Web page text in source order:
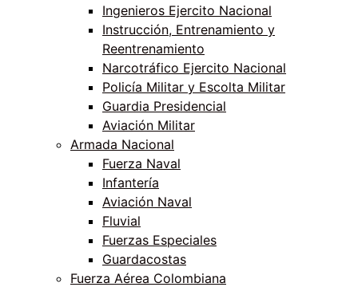
Ingenieros Ejercito Nacional
Instrucción, Entrenamiento y
Reentrenamiento
Narcotráfico Ejercito Nacional
Policía Militar y Escolta Militar
Guardia Presidencial
Aviación Militar
Armada Nacional
Fuerza Naval
Infantería
Aviación Naval
Fluvial
Fuerzas Especiales
Guardacostas
Fuerza Aérea Colombiana